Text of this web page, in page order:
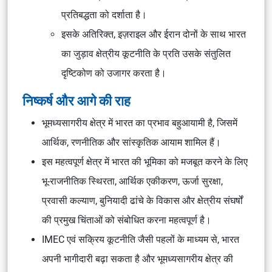
प्रतिबद्धता को दर्शाता है।
इसके अतिरिक्त, इज़राइल और ईरान दोनों के साथ भारत
का जुड़ाव क्षेत्रीय कूटनीति के प्रति उसके संतुलित
दृष्टिकोण को उजागर करता है।
निष्कर्ष और आगे की राह
भूमध्यसागरीय क्षेत्र में भारत का प्रभाव बहुआयामी है, जिसमें
आर्थिक, रणनीतिक और सांस्कृतिक आयाम शामिल हैं।
इस महत्वपूर्ण क्षेत्र में भारत की भूमिका को मजबूत करने के लिए
भू-राजनीतिक स्थिरता, आर्थिक एकीकरण, ऊर्जा सुरक्षा,
प्रवासी कल्याण, बुनियादी ढांचे के विकास और क्षेत्रीय संघर्षों
की प्रमुख चिंताओं को संबोधित करना महत्वपूर्ण है।
IMEC एवं सक्रिय कूटनीति जैसी पहलों के माध्यम से, भारत
अपनी भागीदारी बढ़ा सकता है और भूमध्यसागरीय क्षेत्र की